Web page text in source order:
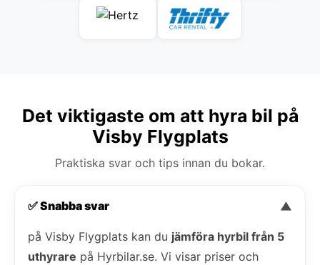
Det viktigaste om att hyra bil på
Visby Flygplats
Praktiska svar och tips innan du bokar.
✅ Snabba svar ▼
på Visby Flygplats kan du jämföra hyrbil från 5
uthyrare på Hyrbilar.se. Vi visar priser och